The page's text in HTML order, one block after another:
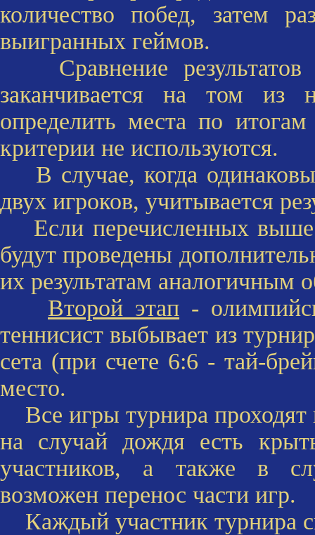
количество побед, затем
выигранных геймов.
Сравнение результатов
заканчивается на том из
определить места по
критерии не используются.
В случае, когда
двух игроков, учитывается
Если перечисленных выше
будут проведены
их результатам аналогичным
Второй этап -
теннисист выбывает из
сета (при счете 6:6 - тай-
место.
Все игры турнира проходят
на случай дождя есть
участников, а также в
возможен перенос части игр.
Каждый участник турнира